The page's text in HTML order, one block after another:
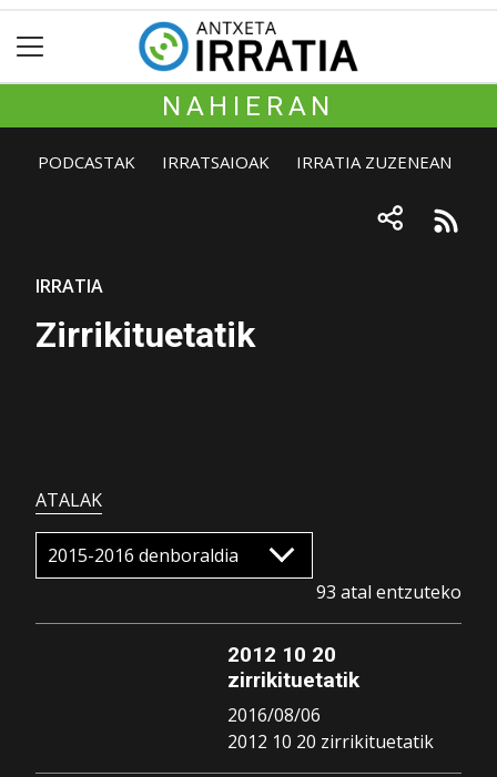
NAHIERAN
PODCASTAK IRRATSAIOAK IRRATIA ZUZENEAN
IRRATIA
Zirrikituetatik
ATALAK
93 atal entzuteko
2012 10 20
zirrikituetatik
2016/08/06
2012 10 20 zirrikituetatik